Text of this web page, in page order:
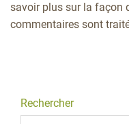
savoir plus sur la façon
commentaires sont
Rechercher